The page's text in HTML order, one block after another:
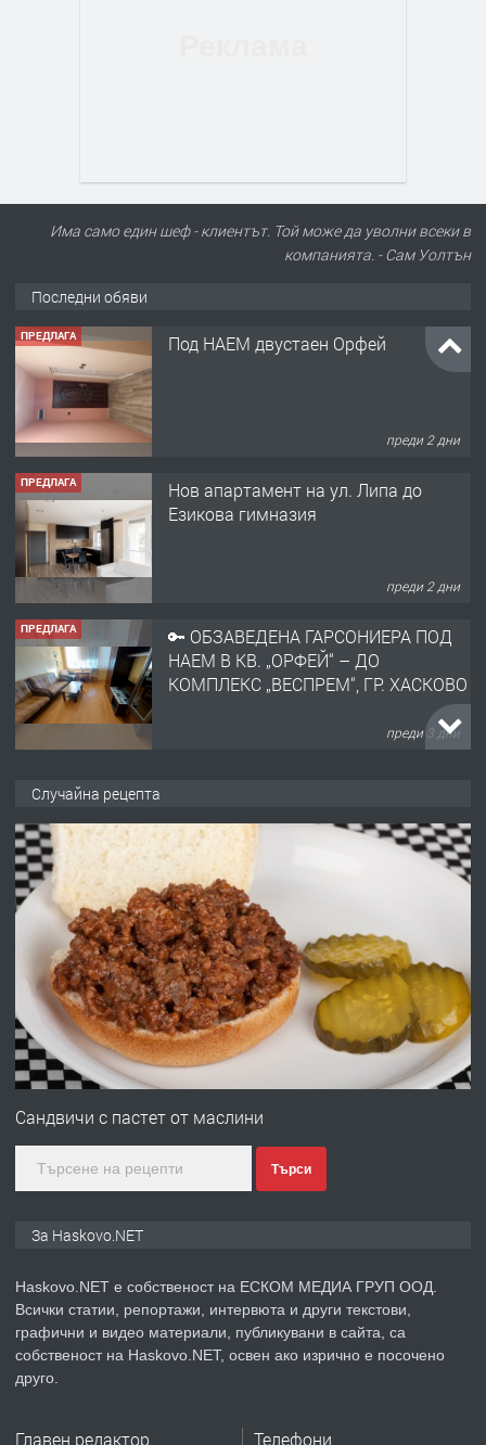
Има само един шеф - клиентът. Той може да уволни всеки в
компанията. - Сам Уолтън
Последни обяви
ПРЕДЛАГА Под НАЕМ двустаен Орфей
преди 2 дни
ПРЕДЛАГА
Нов апартамент на ул. Липа до
Езикова гимназия
преди 2 дни
ПРЕДЛАГА
🔑 ОБЗАВЕДЕНА ГАРСОНИЕРА ПОД
НАЕМ В КВ. „ОРФЕЙ“ – ДО
КОМПЛЕКС „ВЕСПРЕМ“, ГР. ХАСКОВО
преди 3 дни
АПАРТАМЕНТ В ЦЕНТЪРА НА ГР.
ХАСКОВО
преди 4 дни
ПРЕДЛАГА Давам гараж под наем
преди 4 дни
ПРЕДЛАГА
№4120 Магазин/Офис под наем в кв.
градската градина!
преди 5 дни
ПРЕДЛАГА
Продавам парцел в гр. Хасково кв.
Случайна рецепта
Сандвичи с пастет от маслини
Търси
За Haskovo.NET
Haskovo.NET е собственост на ЕСКОМ МЕДИА ГРУП ООД.
Всички статии, репортажи, интервюта и други текстови,
графични и видео материали, публикувани в сайта, са
собственост на Haskovo.NET, освен ако изрично е посочено
друго.
Главен редактор Телефони